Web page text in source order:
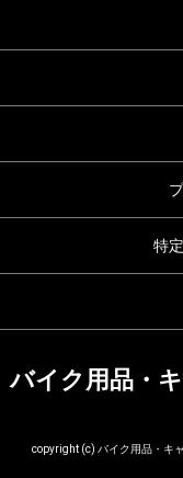
特
バイク用品・
copyright (c) バイク用品・キ